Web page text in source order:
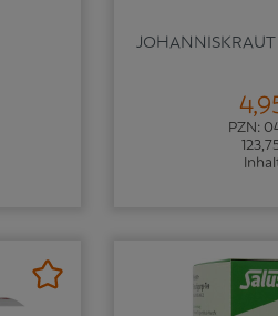
JOHANNISKRAUT
PZN: